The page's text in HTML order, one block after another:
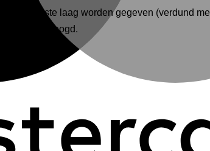
eerste laag worden gegeven (verdund
verf is gedroogd.